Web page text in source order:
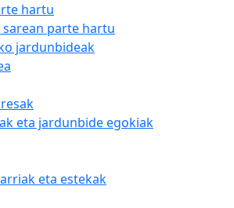
hartu
parte hartu
jardunbideak
eta jardunbide egokiak
eta estekak